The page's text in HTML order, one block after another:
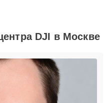
DJI в Москве